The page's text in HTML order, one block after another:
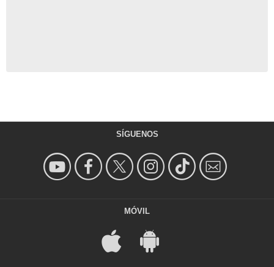
SÍGUENOS
MÓVIL